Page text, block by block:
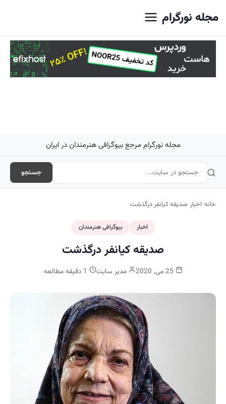
مجله نورگرام
مجله نورگرام مرجع بیوگرافی هنرمندان در ایران
جستجو
خانه/اخبار/صدیقه کیانفر درگذشت
اخبار بیوگرافی هنرمندان
صدیقه کیانفر درگذشت
مدیر سایت